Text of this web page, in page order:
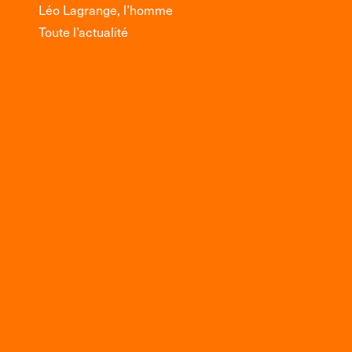
Léo Lagrange, l’homme
Toute l’actualité